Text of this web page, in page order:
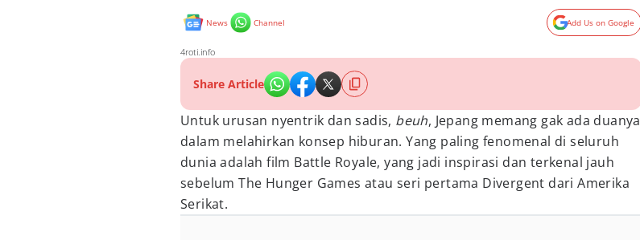
News Channel Add Us on Google
4roti.info
Share Article
Untuk urusan nyentrik dan sadis, beuh, Jepang memang gak ada duanya
dalam melahirkan konsep hiburan. Yang paling fenomenal di seluruh
dunia adalah film Battle Royale, yang jadi inspirasi dan terkenal jauh
sebelum The Hunger Games atau seri pertama Divergent dari Amerika
Serikat.